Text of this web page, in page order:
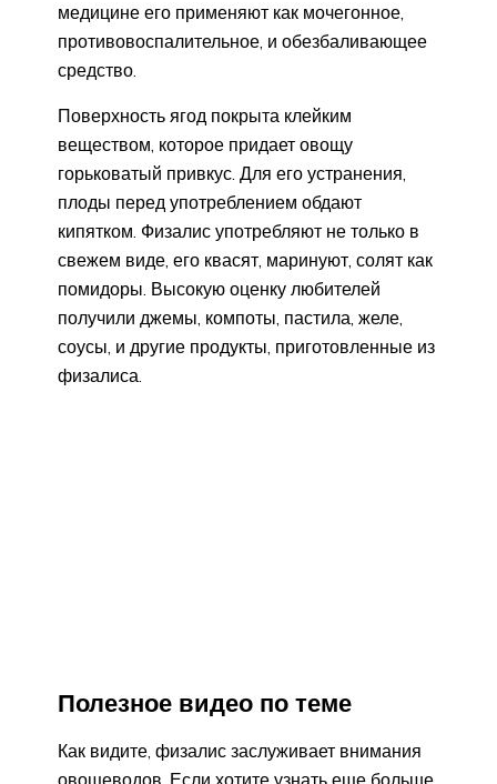
медицине его применяют как мочегонное,
противовоспалительное, и обезбаливающее
средство.
Поверхность ягод покрыта клейким
веществом, которое придает овощу
горьковатый привкус. Для его устранения,
плоды перед употреблением обдают
кипятком. Физалис употребляют не только в
свежем виде, его квасят, маринуют, солят как
помидоры. Высокую оценку любителей
получили джемы, компоты, пастила, желе,
соусы, и другие продукты, приготовленные из
физалиса.
Полезное видео по теме
Как видите, физалис заслуживает внимания
овощеводов. Если хотите узнать еще больше